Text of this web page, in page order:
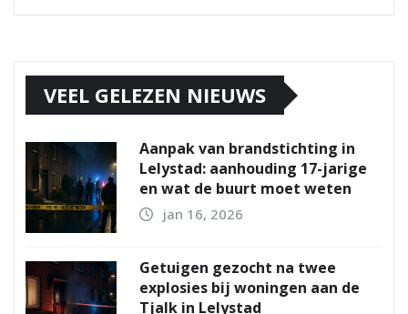
VEEL GELEZEN NIEUWS
Aanpak van brandstichting in
Lelystad: aanhouding 17-jarige
en wat de buurt moet weten
jan 16, 2026
Getuigen gezocht na twee
explosies bij woningen aan de
Tjalk in Lelystad